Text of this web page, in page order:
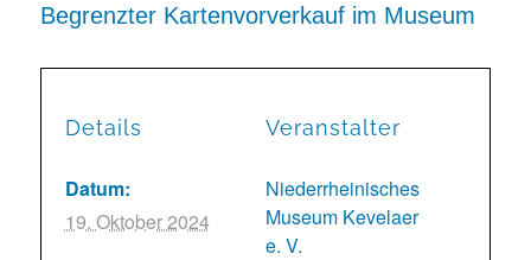
Begrenzter Kartenvorverkauf im Museum
Details
Datum:
19. Oktober 2024
Veranstalter
Niederrheinisches
Museum Kevelaer
e. V.